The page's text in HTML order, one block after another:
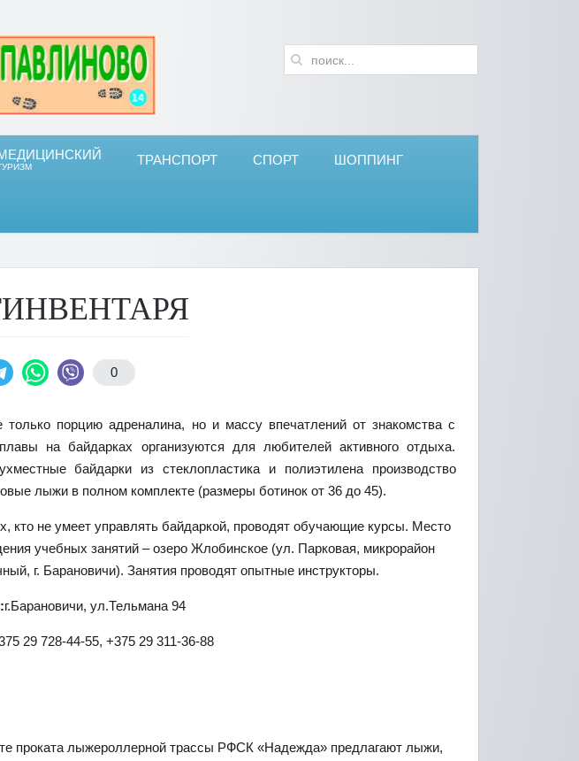
ТРАНСПОРТ СПОРТ ШОППИНГ
0
порцию адреналина, но и массу впечатлений от знакомства с
на байдарках организуются для любителей активного отдыха.
байдарки из стеклопластика и полиэтилена производство
лыжи в полном комплекте (размеры ботинок от 36 до 45).
кто не умеет управлять байдаркой, проводят обучающие курсы. Место
учебных занятий – озеро Жлобинское (ул. Парковая, микрорайон
г. Барановичи). Занятия проводят опытные инструкторы.
г.Барановичи, ул.Тельмана 94
29 728-44-55, +375 29 311-36-88
проката лыжероллерной трассы РФСК «Надежда» предлагают лыжи,